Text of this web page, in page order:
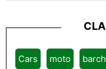
Cars moto